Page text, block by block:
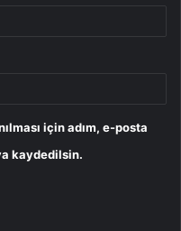
için adım, e-posta
kaydedilsin.